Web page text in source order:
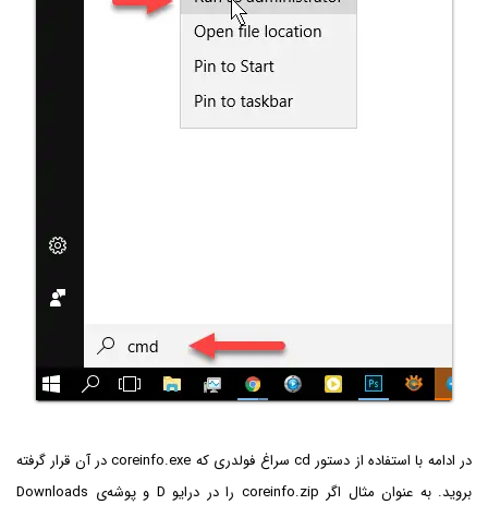
در ادامه با استفاده از دستور cd سراغ فولدری که coreinfo.exe در آن قرار گرفته
بروید. به عنوان مثال اگر coreinfo.zip‌ را در درایو D و پوشه‌ی Downloads